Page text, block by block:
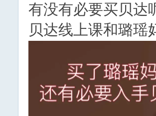
有没有必要买贝达
贝达线上课和璐瑶